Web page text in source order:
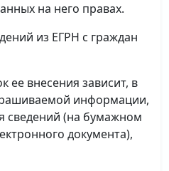
на него правах.
из ЕГРН с граждан
ее внесения зависит, в
информации,
сведений (на бумажном
документа),